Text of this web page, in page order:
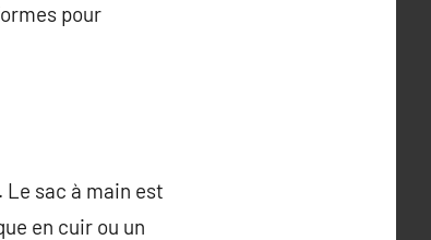
pour
sac à main est
en cuir ou un